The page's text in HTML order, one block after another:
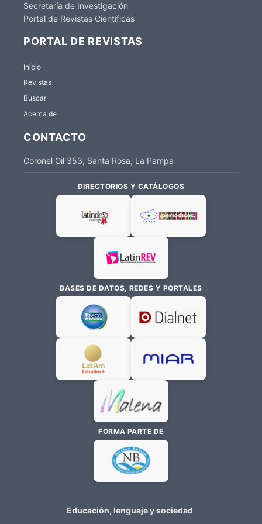
Secretaría de Investigación
Portal de Revistas Científicas
PORTAL DE REVISTAS
Inicio
Revistas
Buscar
Acerca de
CONTACTO
Coronel Gil 353, Santa Rosa, La Pampa
DIRECTORIOS Y CATÁLOGOS
BASES DE DATOS, REDES Y PORTALES
FORMA PARTE DE
Educación, lenguaje y sociedad